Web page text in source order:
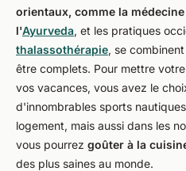
orientaux, comme la
l'Ayurveda, et les pratiques
thalassothérapie, se
être complets. Pour mettre
vos vacances, vous avez le
d'innombrables sports
logement, mais aussi dans les
vous pourrez goûter à la
des plus saines au monde.